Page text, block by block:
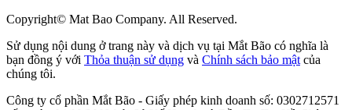
Copyright© Mat Bao Company. All Reserved.
Sử dụng nội dung ở trang này và dịch vụ tại Mắt Bão có nghĩa là
bạn đồng ý với Thỏa thuận sử dụng và Chính sách bảo mật của
chúng tôi.
Công ty cổ phần Mắt Bão - Giấy phép kinh doanh số: 0302712571